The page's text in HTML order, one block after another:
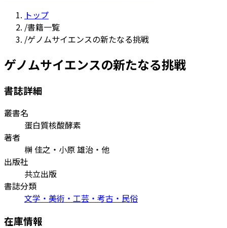
トップ
/書籍一覧
/ゲノムサイエンスの新たなる挑戦
ゲノムサイエンスの新たなる挑戦
書誌詳細
叢書名
蛋白質核酸酵素
著者
榊 佳之・小原 雄治・他
出版社
共立出版
書誌分類
文学・美術・工芸・考古・民俗
在庫情報